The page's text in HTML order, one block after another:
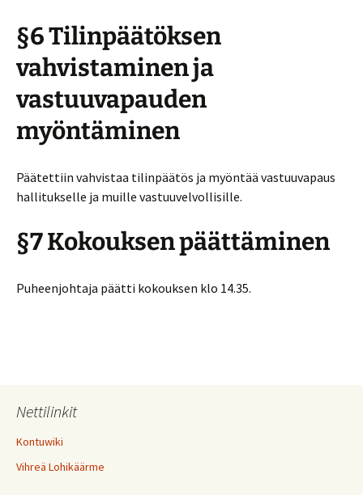
§6 Tilinpäätöksen
vahvistaminen ja
vastuuvapauden
myöntäminen
Päätettiin vahvistaa tilinpäätös ja myöntää vastuuvapaus
hallitukselle ja muille vastuuvelvollisille.
§7 Kokouksen päättäminen
Puheenjohtaja päätti kokouksen klo 14.35.
Nettilinkit
Kontuwiki
Vihreä Lohikäärme